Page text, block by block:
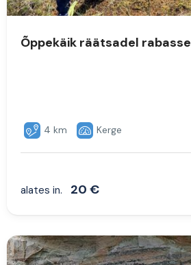
Õppekäik räätsadel rabasse
4 km Kerge
alates in. 20 €